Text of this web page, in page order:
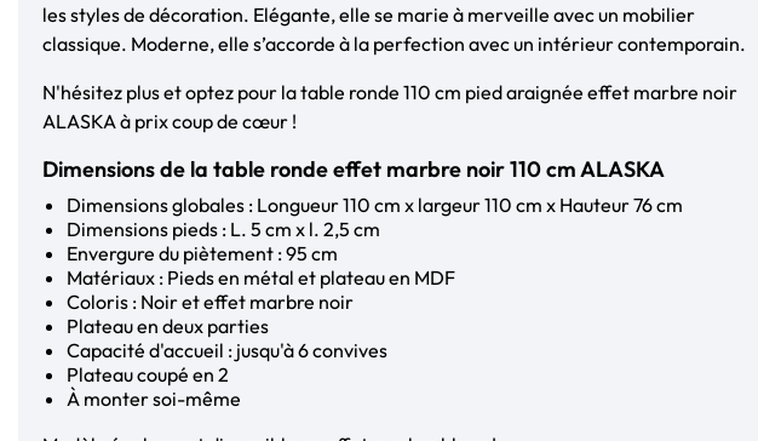
les styles de décoration. Elégante, elle se marie à merveille avec un mobilier
classique. Moderne, elle s’accorde à la perfection avec un intérieur contemporain.
N'hésitez plus et optez pour la table ronde 110 cm pied araignée effet marbre noir
ALASKA à prix coup de cœur !
Dimensions de la table ronde effet marbre noir 110 cm ALASKA
Dimensions globales : Longueur 110 cm x largeur 110 cm x Hauteur 76 cm
Dimensions pieds : L. 5 cm x l. 2,5 cm
Envergure du piètement : 95 cm
Matériaux : Pieds en métal et plateau en MDF
Coloris : Noir et effet marbre noir
Plateau en deux parties
Capacité d'accueil : jusqu'à 6 convives
Plateau coupé en 2
À monter soi-même